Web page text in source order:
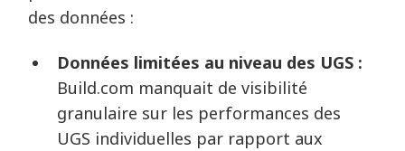
des données :
Données limitées au niveau des UGS :
Build.com manquait de visibilité
granulaire sur les performances des
UGS individuelles par rapport aux